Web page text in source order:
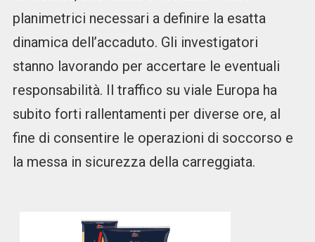
planimetrici necessari a definire la esatta
dinamica dell’accaduto. Gli investigatori
stanno lavorando per accertare le eventuali
responsabilità. Il traffico su viale Europa ha
subito forti rallentamenti per diverse ore, al
fine di consentire le operazioni di soccorso e
la messa in sicurezza della carreggiata.